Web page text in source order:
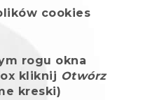
cookies
rogu okna
kliknij Otwórz
kreski)